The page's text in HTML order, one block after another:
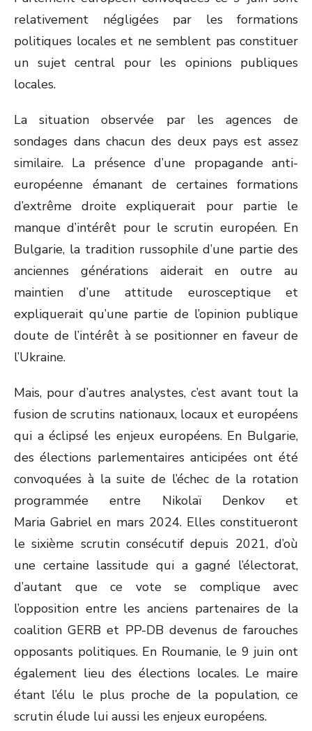
relativement négligées par les formations
politiques locales et ne semblent pas constituer
un sujet central pour les opinions publiques
locales.
La situation observée par les agences de
sondages dans chacun des deux pays est assez
similaire. La présence d’une propagande anti-
européenne émanant de certaines formations
d’extrême droite expliquerait pour partie le
manque d’intérêt pour le scrutin européen. En
Bulgarie, la tradition russophile d’une partie des
anciennes générations aiderait en outre au
maintien d’une attitude eurosceptique et
expliquerait qu’une partie de l’opinion publique
doute de l’intérêt à se positionner en faveur de
l’Ukraine.
Mais, pour d’autres analystes, c’est avant tout la
fusion de scrutins nationaux, locaux et européens
qui a éclipsé les enjeux européens. En Bulgarie,
des élections parlementaires anticipées ont été
convoquées à la suite de l’échec de la rotation
programmée entre Nikolaï Denkov et
Maria Gabriel en mars 2024. Elles constitueront
le sixième scrutin consécutif depuis 2021, d’où
une certaine lassitude qui a gagné l’électorat,
d’autant que ce vote se complique avec
l’opposition entre les anciens partenaires de la
coalition GERB et PP-DB devenus de farouches
opposants politiques. En Roumanie, le 9 juin ont
également lieu des élections locales. Le maire
étant l’élu le plus proche de la population, ce
scrutin élude lui aussi les enjeux européens.